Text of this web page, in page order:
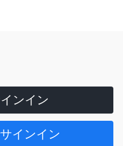
ンイン
インイン